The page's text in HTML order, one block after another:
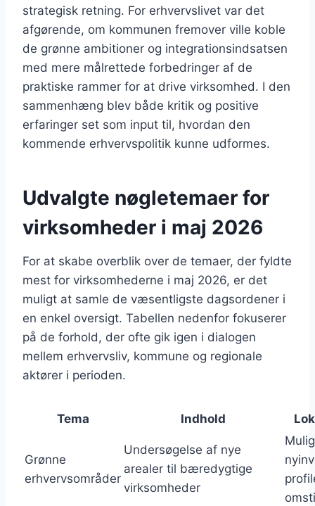
strategisk retning. For erhvervslivet var det
afgørende, om kommunen fremover ville koble
de grønne ambitioner og integrationsindsatsen
med mere målrettede forbedringer af de
praktiske rammer for at drive virksomhed. I den
sammenhæng blev både kritik og positive
erfaringer set som input til, hvordan den
kommende erhvervspolitik kunne udformes.
Udvalgte nøgletemaer for
virksomheder i maj 2026
For at skabe overblik over de temaer, der fyldte
mest for virksomhederne i maj 2026, er det
muligt at samle de væsentligste dagsordener i
en enkel oversigt. Tabellen nedenfor fokuserer
på de forhold, der ofte gik igen i dialogen
mellem erhvervsliv, kommune og regionale
aktører i perioden.
Tema Indhold
Grønne
erhvervsområder
Undersøgelse af nye
arealer til bæredygtige
virksomheder